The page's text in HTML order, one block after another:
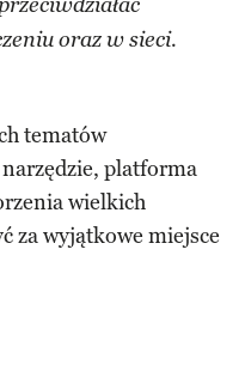
oraz w sieci.
tematów
platforma
wielkich
za wyjątkowe miejsce